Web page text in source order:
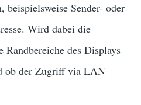
beispielsweise Sender- oder
Wird dabei die
des Displays
ob der Zugriff via LAN